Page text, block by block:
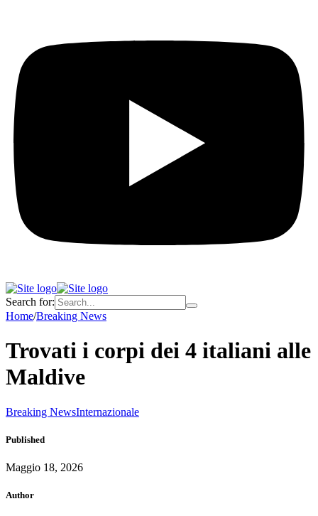
Search for:
Home/Breaking News
Trovati i corpi dei 4 italiani alle
Maldive
Breaking NewsInternazionale
Published
Maggio 18, 2026
Author